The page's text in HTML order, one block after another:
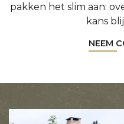
pakken het slim aan:
kans
NEEM